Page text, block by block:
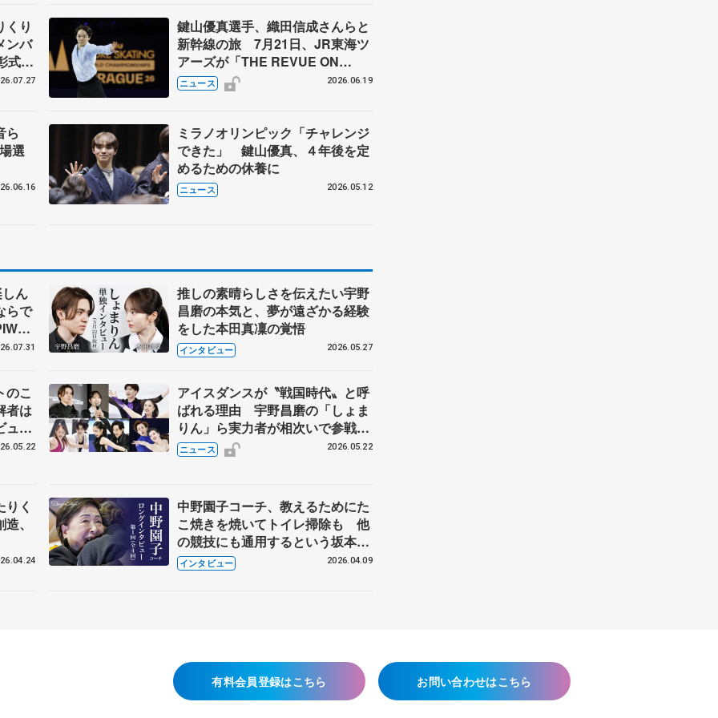
くり
ンバ
式、
園子
鍵山優真選手、織田信成さんらと
新幹線の旅 7月21日、JR東海ツ
アーズが「THE REVUE ON
SHINKANSEN」を運行
ニュース 2026.06.19
ら
選
ミラノオリンピック「チャレンジ
できた」 鍵山優真、４年後を定
めるための休養に
ニュース 2026.05.12
ん
らで
前
推しの素晴らしさを伝えたい宇野
昌磨の本気と、夢が遠ざかる経験
をした本田真凜の覚悟
インタビュー 2026.05.27
のこ
者は
ュー
人、
アイスダンスが〝戦国時代〟と呼
ばれる理由 宇野昌磨の「しょま
りん」ら実力者が相次いで参戦
国内の競争激化
ニュース 2026.05.22
く
、
中野園子コーチ、教えるためにた
こ焼きを焼いてトイレ掃除も 他
の競技にも通用するという坂本花
織の筋肉
インタビュー 2026.04.09
有料会員登録はこちら お問い合わせはこちら